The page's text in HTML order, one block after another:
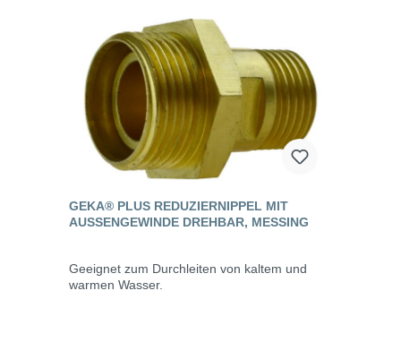
GEKA® PLUS REDUZIERNIPPEL MIT
AUSSENGEWINDE DREHBAR, MESSING
Geeignet zum Durchleiten von kaltem und
warmen Wasser.